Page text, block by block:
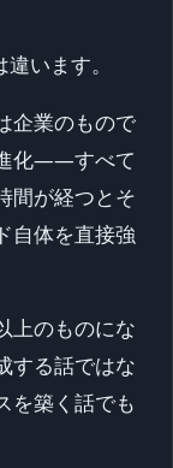
います。
企業のもので
化――すべて
間が経つとそ
自体を直接強
上のものにな
する話ではな
を築く話でも